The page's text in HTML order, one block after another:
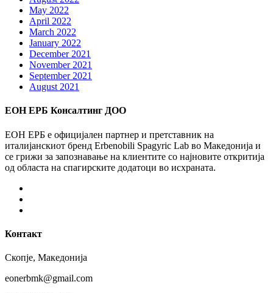
May 2022
April 2022
March 2022
January 2022
December 2021
November 2021
September 2021
August 2021
ЕОН ЕРБ Консалтинг ДОО
ЕОН ЕРБ е официјален партнер и претставник на
италијанскиот бренд Erbenobili Spagyric Lab во Македонија и
се грижи за запознавање на клиентите со најновите откритија
од областа на спагирските додатоци во исхраната.
Контакт
Скопје, Македонија
eonerbmk@gmail.com